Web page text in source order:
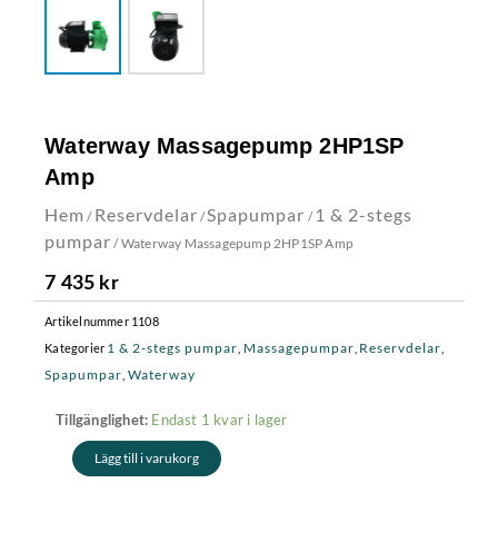
Waterway Massagepump 2HP1SP
Amp
Hem / Reservdelar /Spapumpar / 1 & 2-stegs
pumpar / Waterway Massagepump 2HP1SP Amp
7 435 kr
Artikelnummer 1108
Kategorier 1 & 2-stegs pumpar Massagepumpar Reservdelar
Spapumpar Waterway
Tillgänglighet: Endast 1 kvar i lager
Waterway
Massagepump
2HP1SPLägg till i varukorg